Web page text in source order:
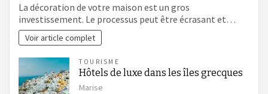
La décoration de votre maison est un gros
investissement. Le processus peut être écrasant et…
Voir article complet
TOURISME
Hôtels de luxe dans les îles grecques
Marise